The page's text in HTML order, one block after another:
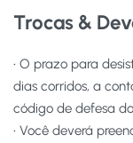
Trocas &
• O prazo para
dias corridos, a
código de defesa
• Você deverá